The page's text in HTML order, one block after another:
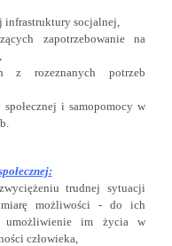
infrastruktury socjalnej,
zapotrzebowanie na
z rozeznanych potrzeb
i samopomocy w
trudnej sytuacji
możliwości - do ich
umożliwienie im życia w
człowieka,